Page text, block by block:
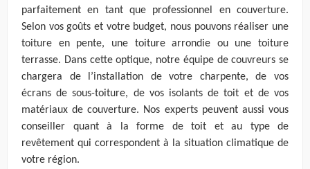
parfaitement en tant que professionnel en couverture.
Selon vos goûts et votre budget, nous pouvons réaliser une
toiture en pente, une toiture arrondie ou une toiture
terrasse. Dans cette optique, notre équipe de couvreurs se
chargera de l’installation de votre charpente, de vos
écrans de sous-toiture, de vos isolants de toit et de vos
matériaux de couverture. Nos experts peuvent aussi vous
conseiller quant à la forme de toit et au type de
revêtement qui correspondent à la situation climatique de
votre région.